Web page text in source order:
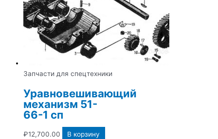
Запчасти для спецтехники
Уравновешивающий
механизм 51-
66-1 сп
₽12,700.00 В корзину